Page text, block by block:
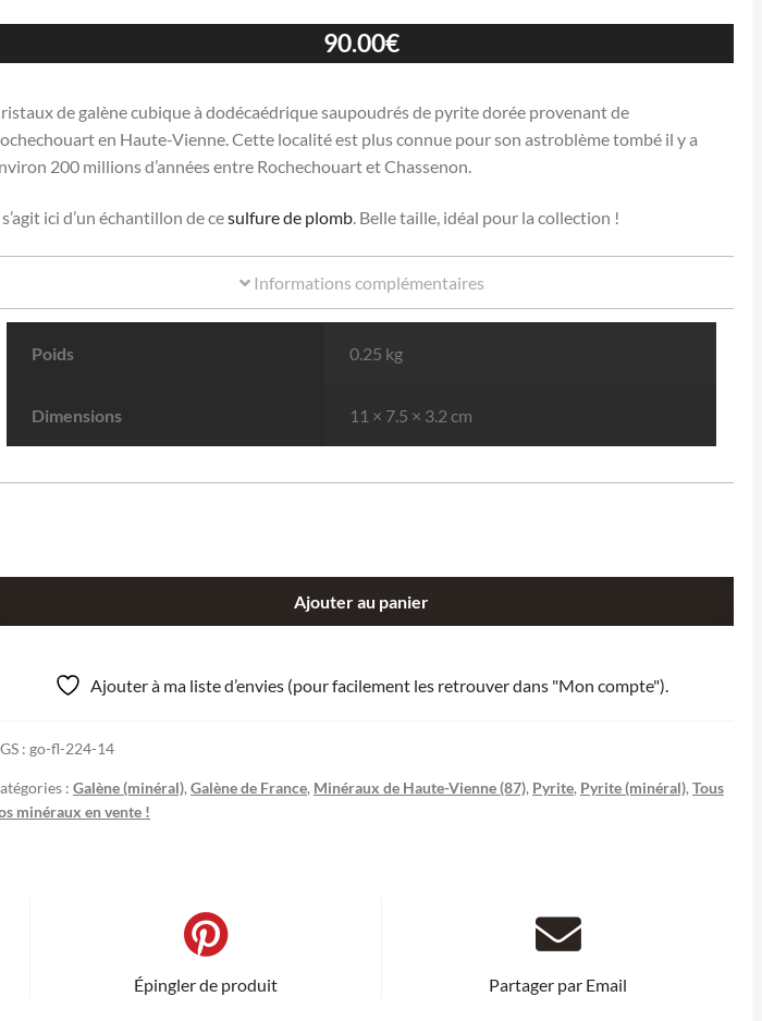
90.00€
de galène cubique à dodécaédrique saupoudrés de pyrite dorée provenant de
en Haute-Vienne. Cette localité est plus connue pour son astroblème tombé il y a
200 millions d’années entre Rochechouart et Chassenon.
ici d’un échantillon de cesulfure de plomb. Belle taille, idéal pour la collection !
Informations complémentaires
Poids 0.25 kg
Dimensions 11 × 7.5 × 3.2 cm
Ajouter au panier
Ajouter à ma liste d’envies (pour facilement les retrouver dans "Mon compte").
: go-fl-224-14
: Galène (minéral), Galène de France, Minéraux de Haute-Vienne (87), Pyrite, Pyrite (minéral), Tous
minéraux en vente !
Épingler de produit Partager par Email